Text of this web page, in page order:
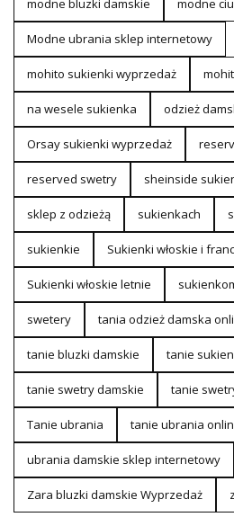
modne bluzki damskie modne
Modne ubrania sklep internetowy
mohito sukienki wyprzedaż
na wesele sukienka odzież
Orsay sukienki wyprzedaż
reserved swetry sheinside
sklep z odzieżą sukienkach
sukienkie Sukienki włoskie i
Sukienki włoskie letnie
swetery tania odzież damska
tanie bluzki damskie tanie
tanie swetry damskie tanie
Tanie ubrania tanie ubrania
ubrania damskie sklep internetowy
Zara bluzki damskie Wyprzedaż